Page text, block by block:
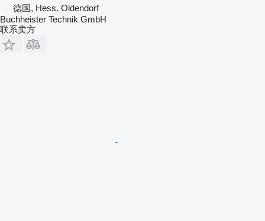
德国, Hess. Oldendorf
Buchheister Technik GmbH
联系卖方